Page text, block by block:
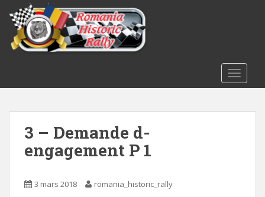
m
3 – Demande d-
engagement P 1
3 mars 2018 romania_historic_rally